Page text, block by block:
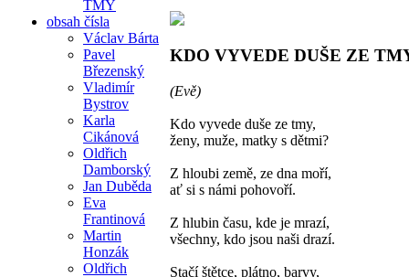
TMY
obsah čísla
Václav Bárta
Pavel
Březenský
Vladimír
Bystrov
Karla
Cikánová
Oldřich
Damborský
Jan Duběda
Eva
Frantinová
Martin
Honzák
Oldřich
KDO VYVEDE DUŠE ZE
(Evě)
Kdo vyvede duše ze tmy,
ženy, muže, matky s dětmi?
Z hloubi země, ze dna moří,
ať si s námi pohovoří.
Z hlubin času, kde je mrazí,
všechny, kdo jsou naši drazí.
Stačí štětce, plátno, barvy,